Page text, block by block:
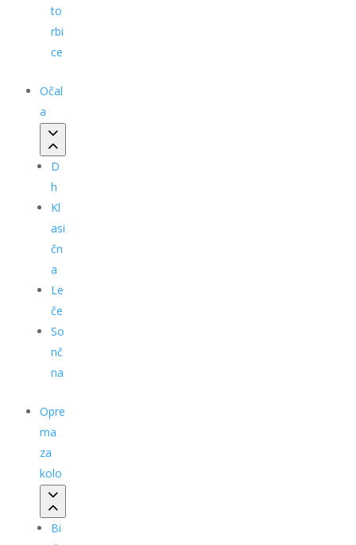
to
rbi
ce
Očal
a
D
h
Kl
asi
čn
a
Le
če
So
nč
na
Opre
ma
za
kolo
Bi